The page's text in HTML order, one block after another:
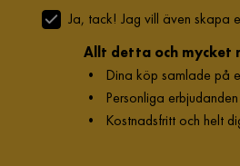
Ja, tack! Jag vill även skapa
Allt detta och mycket
• Dina köp samlade på
• Personliga
• Kostnadsfritt och helt